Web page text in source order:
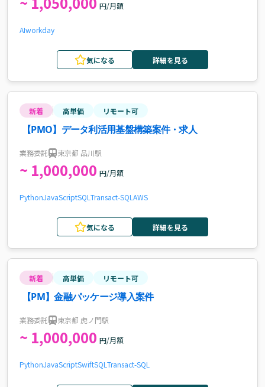
円/月額
AIworkday
気になる 詳細を見る
新着 高単価 リモート可
【PMO】データ利活用基盤構築案件・求人
業務委託 東京都 品川駅
~ 1,000,000 円/月額
PythonJavaScriptSQL Transact-SQL AWS
気になる 詳細を見る
新着 高単価 リモート可
【PM】金融パッケージ導入案件
業務委託 東京都 虎ノ門駅
~ 1,000,000 円/月額
PythonJavaScriptSwiftSQL Transact-SQL